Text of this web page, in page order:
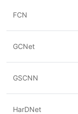
FCN
GCNet
GSCNN
HarDNet